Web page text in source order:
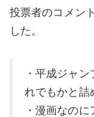
投票者のコメン
した。
・平成ジャ
れでもかと詰
・漫画なの